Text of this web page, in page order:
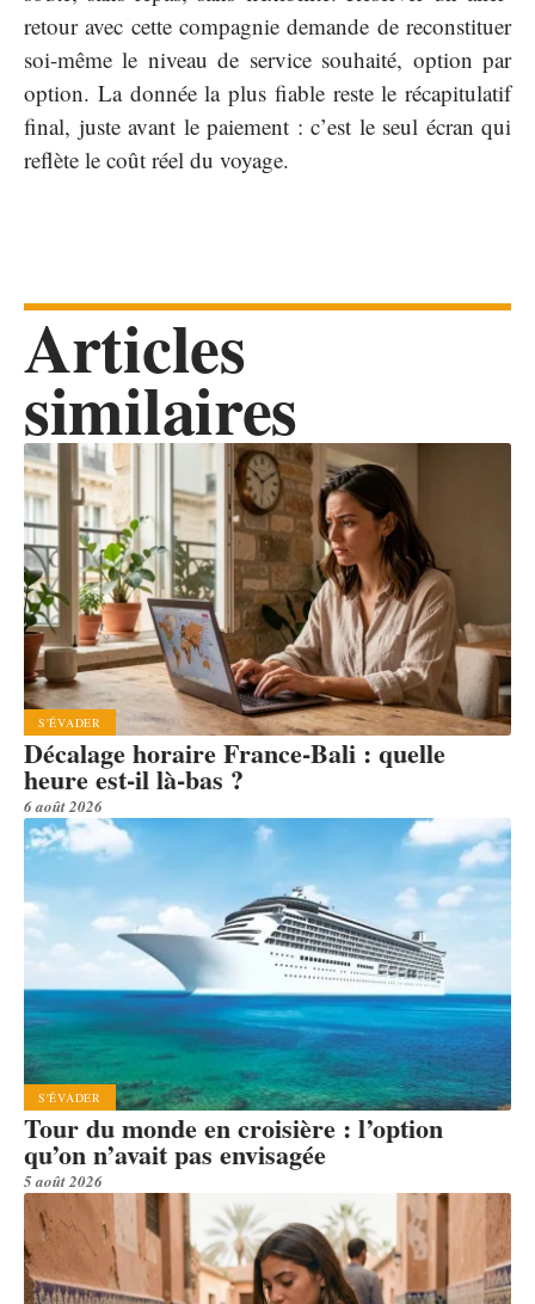
retour avec cette compagnie demande de reconstituer
soi-même le niveau de service souhaité, option par
option. La donnée la plus fiable reste le récapitulatif
final, juste avant le paiement : c’est le seul écran qui
reflète le coût réel du voyage.
Articles
similaires
S'ÉVADER
Décalage horaire France-Bali : quelle
heure est-il là-bas ?
6 août 2026
S'ÉVADER
Tour du monde en croisière : l’option
qu’on n’avait pas envisagée
5 août 2026